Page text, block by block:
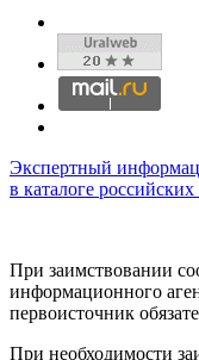
Экспертный
в каталоге
При заимствовании
информационного
первоисточник
При необходимости